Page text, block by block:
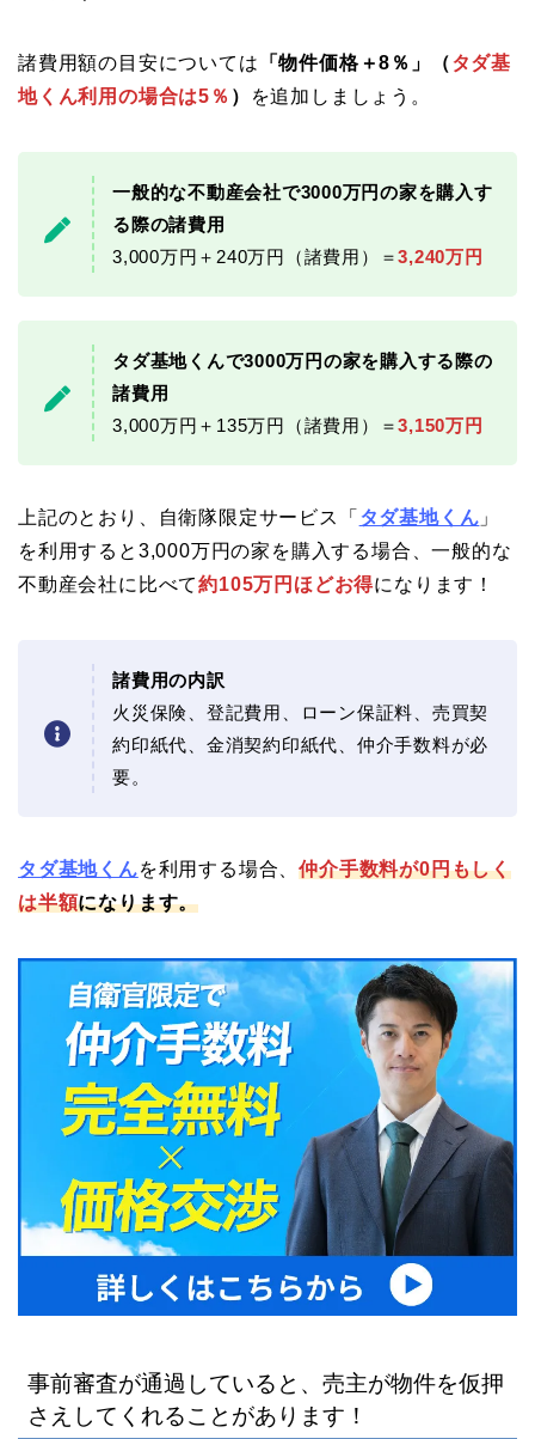
諸費用額の目安については 「物件価格＋8％」（タダ基
地くん利用の場合は5％ ） を追加しましょう。
一般的な不動産会社で3000万円の家を購入す
る際の諸費用
3,000万円＋240万円（諸費用）＝3,240万円
タダ基地くんで3000万円の家を購入する際の
諸費用
3,000万円＋135万円（諸費用）＝3,150万円
上記のとおり、自衛隊限定サービス「 タダ基地くん 」
を利用すると3,000万円の家を購入する場合、一般的な
不動産会社に比べて約105万円ほどお得になります！
諸費用の内訳
火災保険、登記費用、ローン保証料、売買契
約印紙代、金消契約印紙代、仲介手数料が必
要。
タダ基地くんを利用する場合、仲介手数料が0円もしく
は半額になります。
事前審査が通過していると、売主が物件を仮押
さえしてくれることがあります！